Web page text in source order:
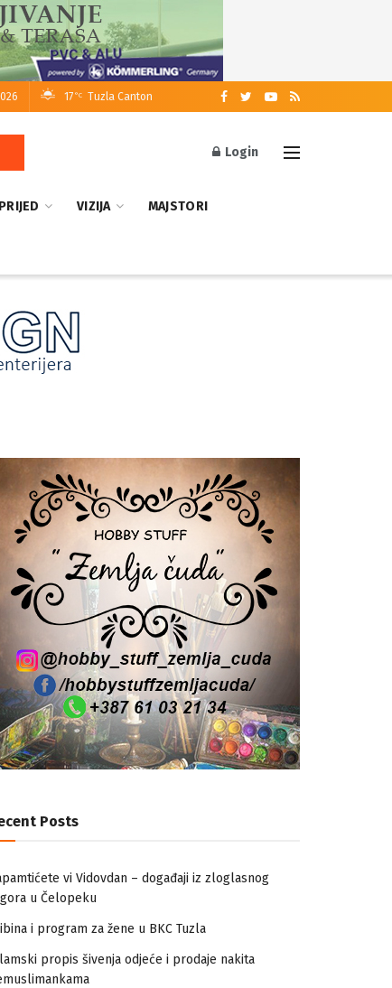
17 °C Tuzla Canton
Login
VIZIJA MAJSTORI
Posts
vi Vidovdan – događaji iz zloglasnog
u Čelopeku
i program za žene u BKC Tuzla
propis šivenja odjeće i prodaje nakita